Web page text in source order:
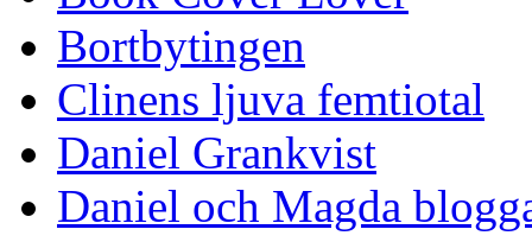
Bortbytingen
Clinens ljuva femtiotal
Daniel Grankvist
Daniel och Magda